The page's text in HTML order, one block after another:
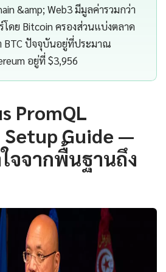
&amp; Web3 มีมูลค่ารวมกว่า
ดย Bitcoin ครองส่วนแบ่งตลาด
BTC ปัจจุบันอยู่ที่ประมาณ
อยู่ที่ $3,956
PromQL
Guide —
จจากพื้นฐานถึง